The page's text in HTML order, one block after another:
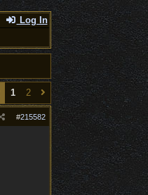
Log In
1 2
#215582